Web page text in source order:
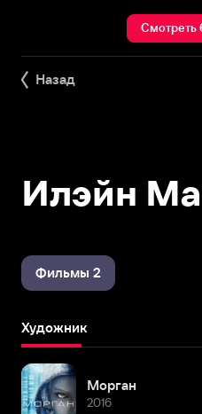
Смотреть
Назад
Илэйн
Фильмы 2
Художник
Морган
2016